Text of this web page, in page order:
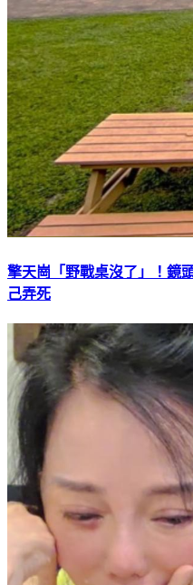
擎天崗「野戰桌沒了」！鏡
己弄死